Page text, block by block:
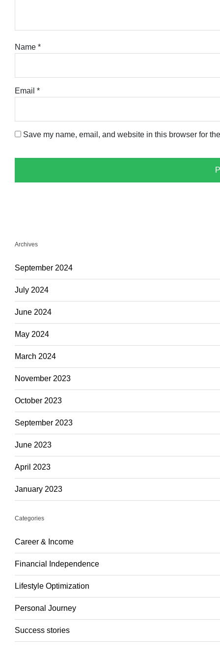
Name *
Email *
Save my name, email, and website in this browser for
Archives
September 2024
July 2024
June 2024
May 2024
March 2024
November 2023
October 2023
September 2023
June 2023
April 2023
January 2023
Categories
Career & Income
Financial Independence
Lifestyle Optimization
Personal Journey
Success stories